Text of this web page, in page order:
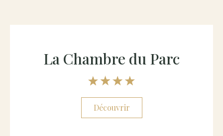
La Chambre du Parc
Découvrir